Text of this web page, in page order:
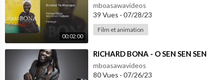
00:02:00
mboasawavideos
39 Vues · 07/28/23
Film et animation
⁣RICHARD BONA - O SEN SEN SEN
mboasawavideos
80 Vues · 07/26/23